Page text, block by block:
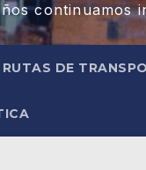
continuamos
RUTAS DE